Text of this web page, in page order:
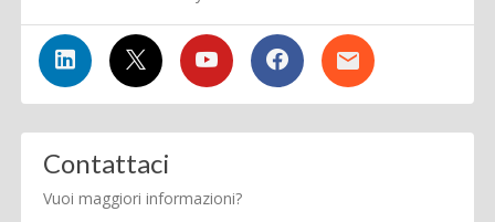
Contattaci
Vuoi maggiori informazioni?